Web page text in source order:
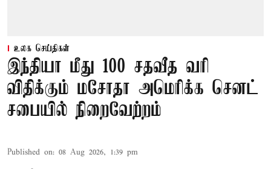
உலக செய்திகள்
இந்தியா மீது 100 சதவீத வரி
விதிக்கும் மசோதா அமெரிக்க செனட்
சபையில் நிறைவேற்றம்
Published on: 08 Aug 2026, 1:39 pm